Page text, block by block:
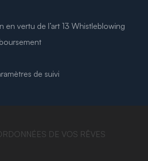
en vertu de l’art 13 Whistleblowing
de suivi
DE VOS RÊVES